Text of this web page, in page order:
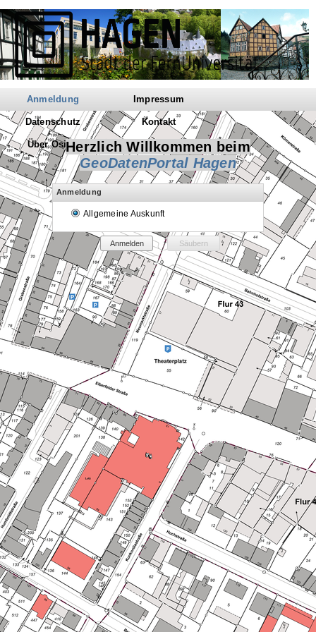
Anmeldung Impressum
Datenschutz Kontakt
Über OsirisHerzlich Willkommen beim
GeoDatenPortal Hagen
Anmeldung
Allgemeine Auskunft
Anmelden Säubern